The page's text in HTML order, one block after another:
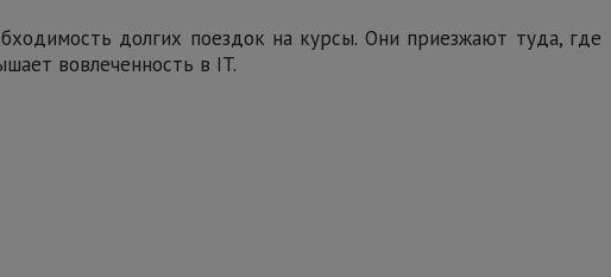
долгих поездок на курсы. Они приезжают туда, где
вовлеченность в IT.